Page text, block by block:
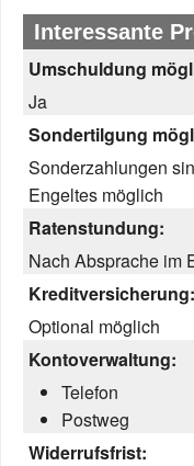
Interessante
Umschuldung
Ja
Sondertilgung
Sonderzahlungen
Engeltes möglich
Ratenstundung:
Nach Absprache im
Kreditversicherung:
Optional möglich
Kontoverwaltung:
Telefon
Postweg
Widerrufsfrist: